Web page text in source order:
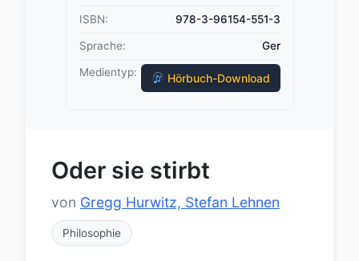
ISBN: 978-3-96154-551-3
Sprache: Ger
Medientyp: Hörbuch-Download
Oder sie stirbt
von Gregg Hurwitz, Stefan Lehnen
Philosophie